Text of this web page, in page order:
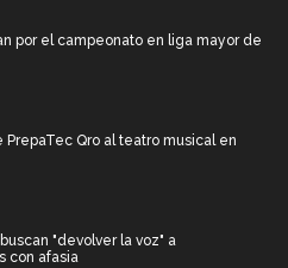
por el campeonato en liga mayor de
PrepaTec Qro al teatro musical en
"devolver la voz" a
con afasia